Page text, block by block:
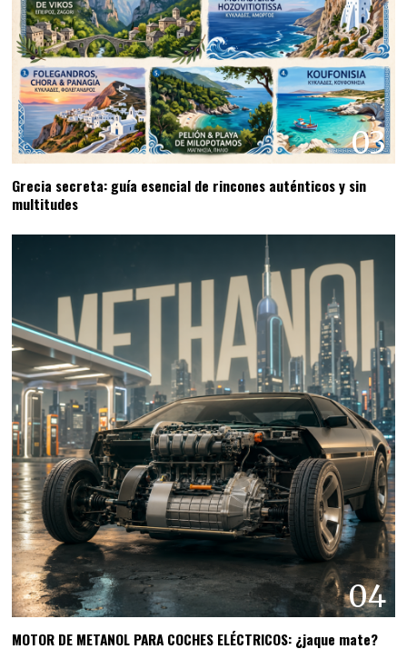
03
Grecia secreta: guía esencial de rincones auténticos y sin
multitudes
04
MOTOR DE METANOL PARA COCHES ELÉCTRICOS: ¿jaque mate?
05